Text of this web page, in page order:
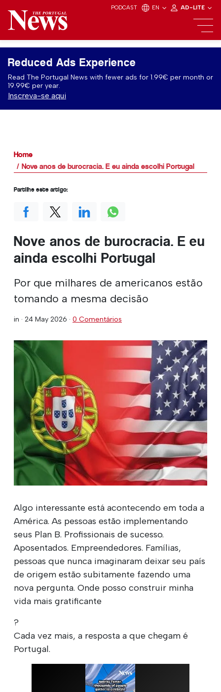
PODCAST EN AD-LITE
Reduced Ads Experience
Read The Portugal News with fewer ads for 1.99€ per month or
19.99€ per year.
Inscreva-se aqui
Home
Nove anos de burocracia. E eu ainda escolhi Portugal
Nove anos de burocracia. E eu
ainda escolhi Portugal
Por que milhares de americanos estão
tomando a mesma decisão
in · 24 May 2026 · 0 Comentários
Algo interessante está acontecendo em toda a
América. As pessoas estão implementando
seus Plan B. Profissionais de sucesso.
Aposentados. Empreendedores. Famílias,
pessoas que nunca imaginaram deixar seu país
de origem estão subitamente fazendo uma
nova pergunta. Onde posso construir minha
vida mais gratificante
?
Cada vez mais, a resposta a que chegam é
Portugal.
Partilhe este artigo: